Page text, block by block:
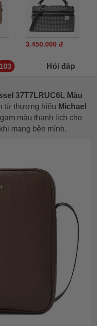
3.450.000 đ
103 Hỏi đáp
37T7LRUC6L Màu
từ thương hiệu Michael
màu thanh lịch cho
mang bên mình.